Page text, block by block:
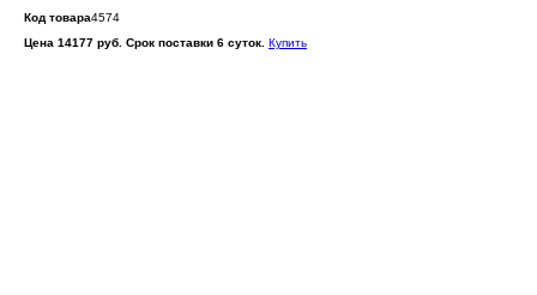
Код товара4574
Цена 14177 руб. Срок поставки 6 суток. Купить